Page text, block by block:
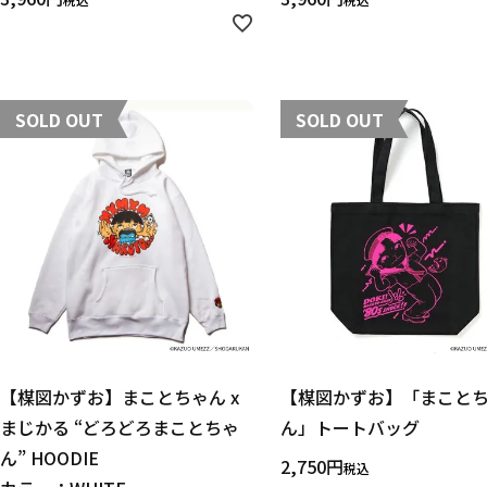
【楳図かずお】まことちゃん x
まじかる “どろどろまことちゃ
ん” HOODIE
SOLD OUT
【楳図かずお】「まこと
ん」トートバッグ
2,750
税込
SOLD OUT
カテゴリ
価格
その他 在庫あり 受注販売